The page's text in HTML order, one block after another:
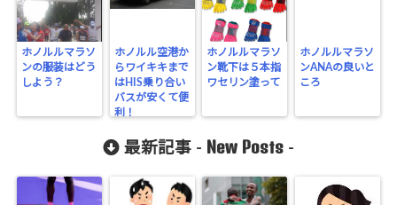
ホノルルマラソ
ンの服装はどう
しよう？
ホノルル空港か
らワイキキまで
はHIS乗り合い
バスが安くて便
利！
ホノルルマラソ
ン靴下は５本指
ワセリン塗って
ホノルルマラソ
ンANAの良いと
ころ
最新記事 - New Posts -